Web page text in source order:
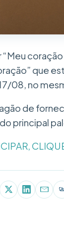
que
08, no
de
principal
X (Twitter)
LinkedIn
E-